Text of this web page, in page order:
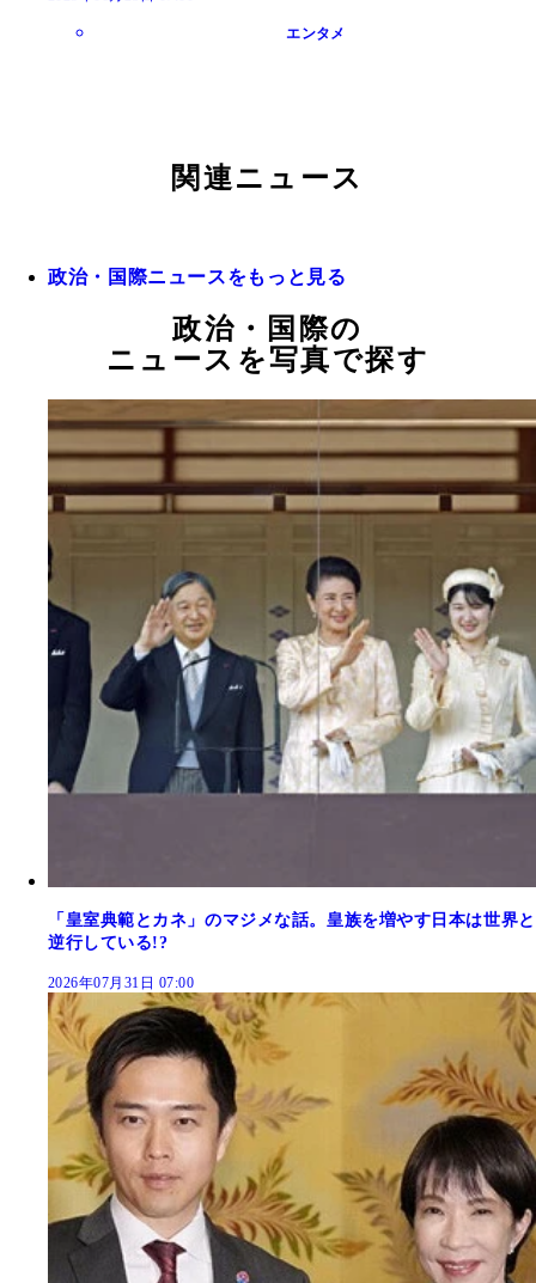
エンタメ
関連ニュース
政治・国際ニュースをもっと見る
政治・国際の
ニュースを写真で探す
「皇室典範とカネ」のマジメな話。皇族を増やす日本は世界と
逆行している!?
2026年07月31日 07:00